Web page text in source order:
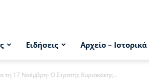
Ειδήσεις Αρχείο – Ιστορικά
τη 17 Νοέμβρη- Ο Στρατής Κυριακάκης...